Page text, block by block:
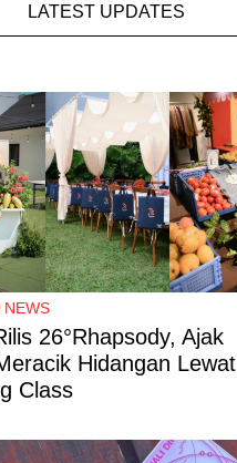
LATEST UPDATES
NEWS
26°Rhapsody, Ajak
Hidangan Lewat
Class